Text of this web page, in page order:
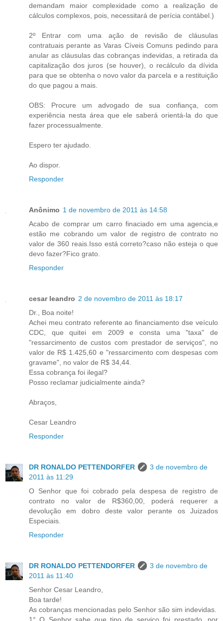
demandam maior complexidade como a realização de
cálculos complexos, pois, necessitará de perícia contábel.)
2º Entrar com uma ação de revisão de cláusulas
contratuais perante as Varas Cíveis Comuns pedindo para
anular as cláusulas das cobranças indevidas, a retirada da
capitalização dos juros (se houver), o recálculo da dívida
para que se obtenha o novo valor da parcela e a restituição
do que pagou a mais.
OBS: Procure um advogado de sua confiança, com
experiência nesta área que ele saberá orientá-la do que
fazer processualmente.
Espero ter ajudado.
Ao dispor.
Responder
Anônimo 1 de novembro de 2011 às 14:58
Acabo de comprar um carro finaciado em uma agencia,e
estão me cobrando um valor de registro de contrato no
valor de 360 reais.Isso está correto?caso não esteja o que
devo fazer?Fico grato.
Responder
cesar leandro 2 de novembro de 2011 às 18:17
Dr., Boa noite!
Achei meu contrato referente ao financiamento dse veículo
CDC, que quitei em 2009 e consta uma "taxa" de
"ressarcimento de custos com prestador de serviços", no
valor de R$ 1.425,60 e "ressarcimento com despesas com
gravame", no valor de R$ 34,44.
Essa cobrança foi ilegal?
Posso reclamar judicialmente ainda?
Abraços,
Cesar Leandro
Responder
DR RONALDO PETTENDORFER
3 de novembro de
2011 às 11:29
O Senhor que foi cobrado pela despesa de registro de
contrato no valor de R$360,00, poderá requerer a
devolução em dobro deste valor perante os Juizados
Especiais.
Responder
DR RONALDO PETTENDORFER
3 de novembro de
2011 às 11:40
Senhor Cesar Leandro,
Boa tarde!
As cobranças mencionadas pelo Senhor são sim indevidas.